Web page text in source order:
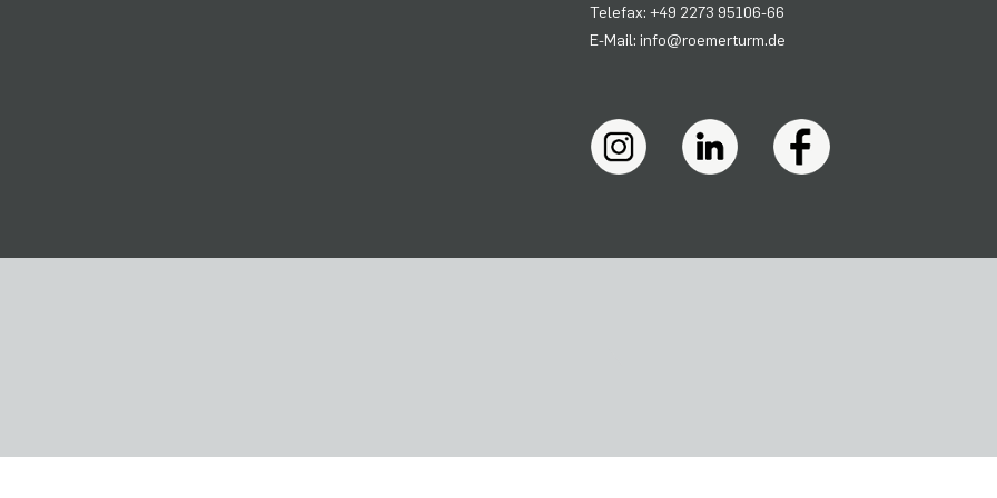
Telefax: +49 2273 95106-66
E-Mail: info@roemerturm.de